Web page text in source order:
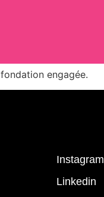
engagée.
Instagram
Linkedin